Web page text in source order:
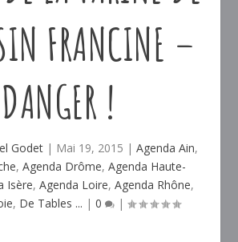
FRANCINE –
DANGER !
Godet| Mai 19, 2015 | Agenda Ain,
, Agenda Drôme, Agenda Haute-
Isère, Agenda Loire, Agenda Rhône,
, De Tables ... | 0 |